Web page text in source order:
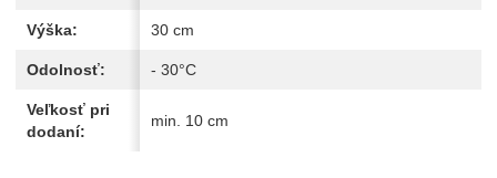
Výška: 30 cm
Odolnosť: - 30°C
Veľkosť pri
dodaní:
min. 10 cm